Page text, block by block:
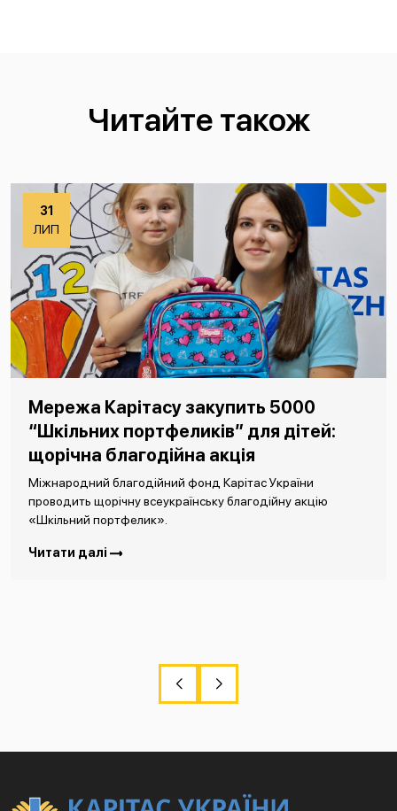
Читайте також
31
ЛИП
Мережа Карітасу закупить 5000
“Шкільних портфеликів” для дітей:
щорічна благодійна акція
Міжнародний благодійний фонд Карітас України
проводить щорічну всеукраїнську благодійну акцію
«Шкільний портфелик».
Читати далі